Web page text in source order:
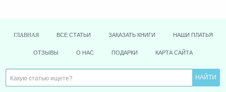
ГЛАВНАЯ ВСЕ СТАТЬИ ЗАКАЗАТЬ КНИГИ НАШИ ПЛАТЬЯ
ОТЗЫВЫ О НАС ПОДАРКИ КАРТА САЙТА